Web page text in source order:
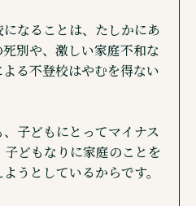
なることは、たしかにあ
別や、激しい家庭不和な
る不登校はやむを得ない
子どもにとってマイナス
どもなりに家庭のことを
うとしているからです。